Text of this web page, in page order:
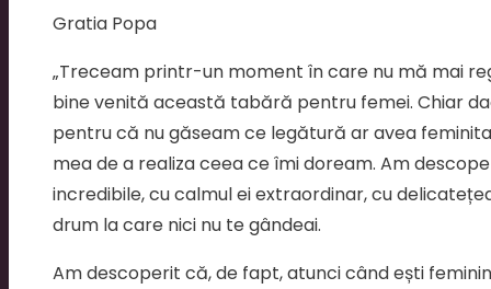
Gratia Popa
„Treceam printr-un moment în care nu mă mai
bine venită această tabără pentru femei. Chiar
pentru că nu găseam ce legătură ar avea
mea de a realiza ceea ce îmi doream. Am
incredibile, cu calmul ei extraordinar, cu
drum la care nici nu te gândeai.
Am descoperit că, de fapt, atunci când ești